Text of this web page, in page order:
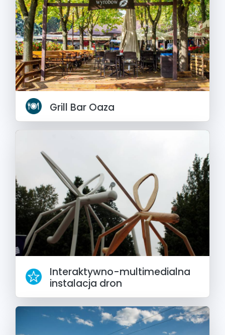
Grill Bar Oaza
Interaktywno-multimedialna
instalacja dron